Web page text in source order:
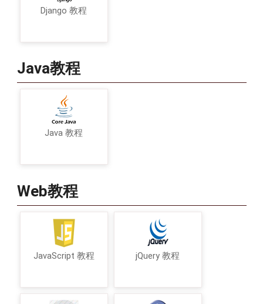
Django 教程
Java教程
Java 教程
Web教程
JavaScript 教程 jQuery 教程